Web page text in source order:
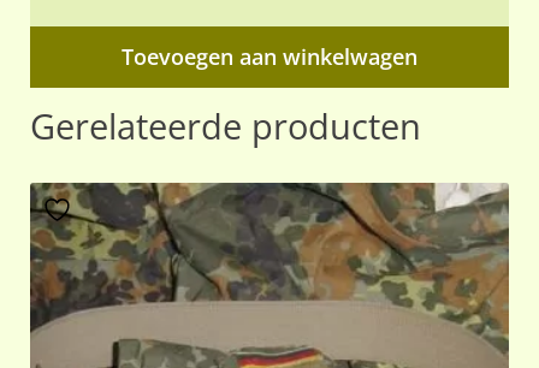
Toevoegen aan winkelwagen
Gerelateerde producten